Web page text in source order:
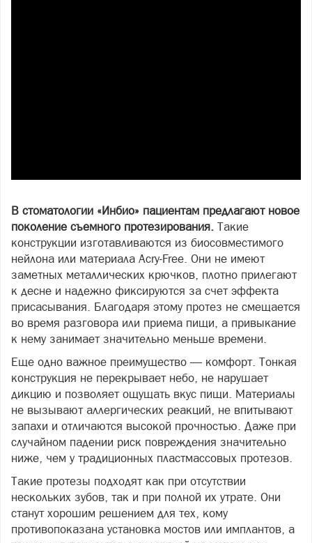
В стоматологии «Инбио» пациентам предлагают новое
поколение съемного протезирования. Такие
конструкции изготавливаются из биосовместимого
нейлона или материала Acry-Free. Они не имеют
заметных металлических крючков, плотно прилегают
к десне и надежно фиксируются за счет эффекта
присасывания. Благодаря этому протез не смещается
во время разговора или приема пищи, а привыкание
к нему занимает значительно меньше времени.
Еще одно важное преимущество — комфорт. Тонкая
конструкция не перекрывает небо, не нарушает
дикцию и позволяет ощущать вкус пищи. Материалы
не вызывают аллергических реакций, не впитывают
запахи и отличаются высокой прочностью. Даже при
случайном падении риск повреждения значительно
ниже, чем у традиционных пластмассовых протезов.
Такие протезы подходят как при отсутствии
нескольких зубов, так и при полной их утрате. Они
станут хорошим решением для тех, кому
противопоказана установка мостов или имплантов, а